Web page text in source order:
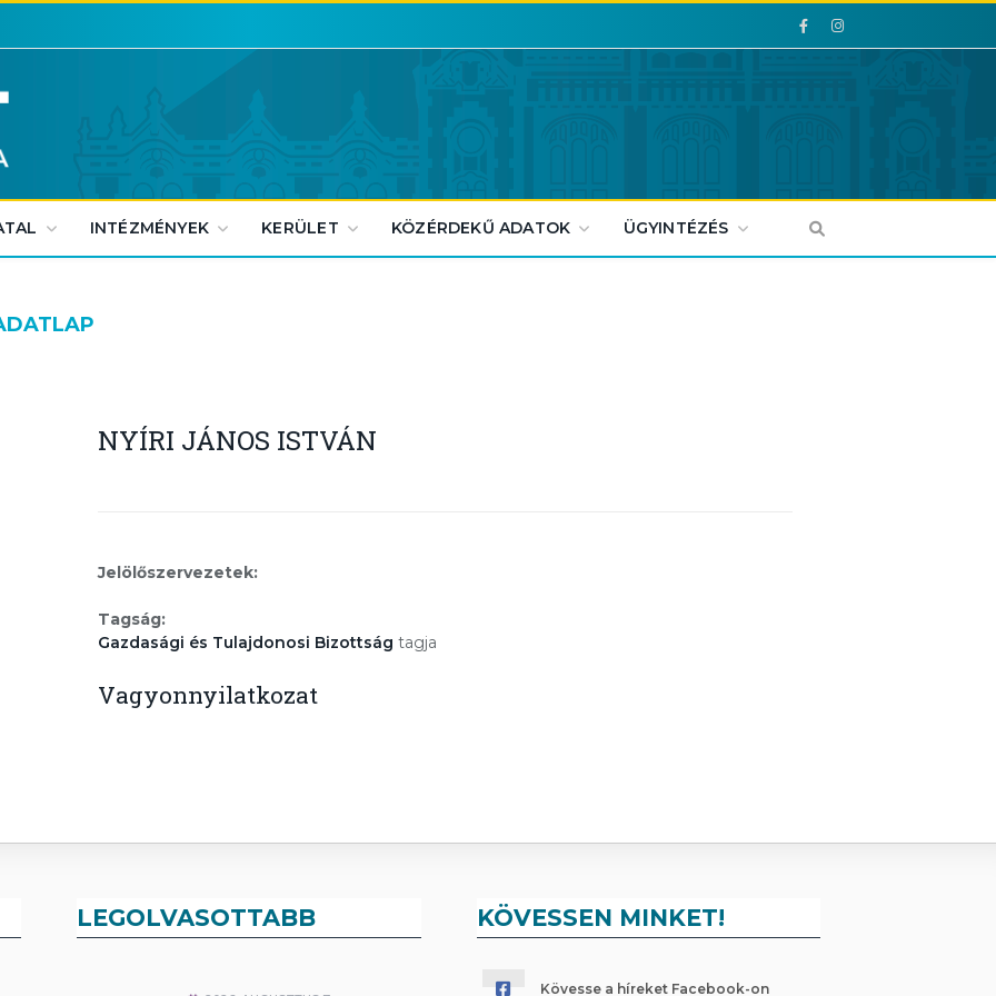
Facebook
Facebook
INTÉZMÉNYEK KERÜLET KÖZÉRDEKŰ ADATOK ÜGYINTÉZÉS
NYÍRI JÁNOS ISTVÁN
Jelölőszervezetek:
Tagság:
Gazdasági és Tulajdonosi Bizottság tagja
Vagyonnyilatkozat
LEGOLVASOTTABB KÖVESSEN MINKET!
Kövesse a híreket Facebook-on